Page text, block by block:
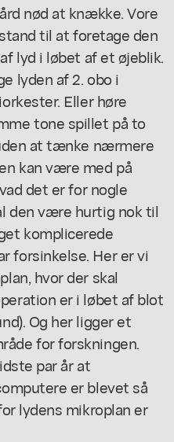
nød at knække. Vore
til at foretage den
lyd i løbet af et øjeblik.
lyden af 2. obo i
Eller høre
tone spillet på to
at tænke nærmere
kan være med på
det er for nogle
den være hurtig nok til
komplicerede
forsinkelse. Her er vi
hvor der skal
er i løbet af blot
Og her ligger et
for forskningen.
par år at
er blevet så
lydens mikroplan er